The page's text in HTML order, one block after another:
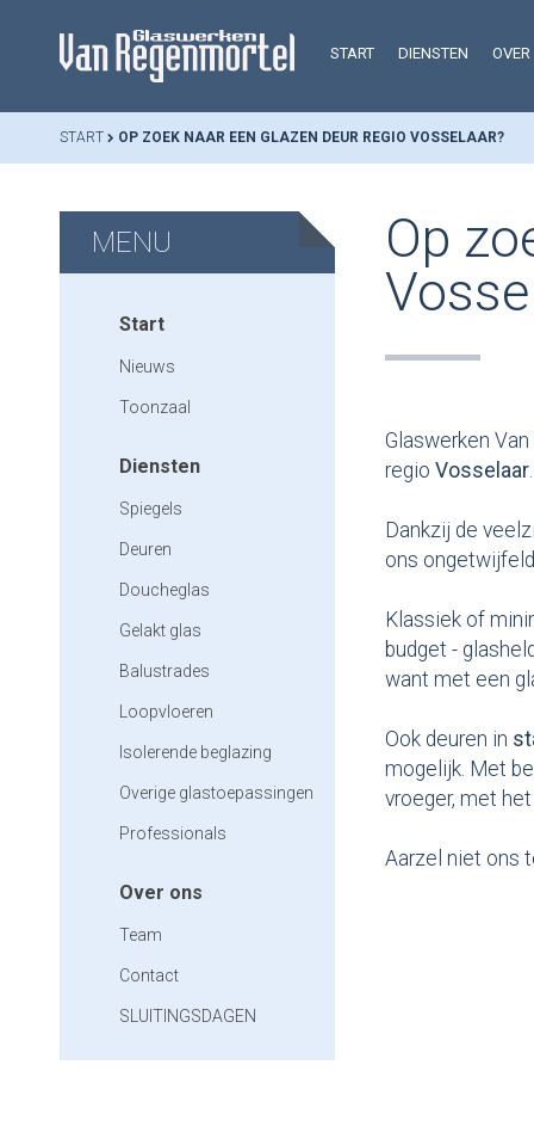
START DIENSTEN
START OP ZOEK NAAR EEN GLAZEN DEUR REGIO VOSSELAAR?
MENU
Start
Nieuws
Toonzaal
Diensten
Spiegels
Deuren
Doucheglas
Gelakt glas
Balustrades
Loopvloeren
Isolerende beglazing
Overige glastoepassingen
Professionals
Over ons
Team
Contact
SLUITINGSDAGEN
Op
Glaswerken
regio Vosselaar.
Dankzij de
ons
Klassiek of
budget -
want met een
Ook deuren in
mogelijk. Met
vroeger, met
Aarzel niet ons